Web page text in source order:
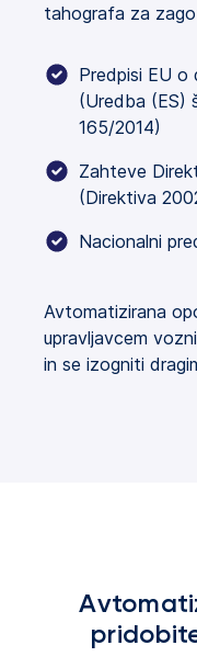
tahografa za
Predpisi EU
(Uredba (ES)
165/2014)
Zahteve
(Direktiva
Nacionalni
Avtomatizirana
upravljavcem
in se izogniti